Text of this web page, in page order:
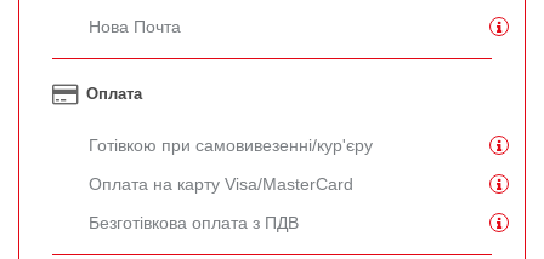
Нова Почта
Оплата
Готівкою при самовивезенні/кур'єру
Оплата на карту Visa/MasterCard
Безготівкова оплата з ПДВ